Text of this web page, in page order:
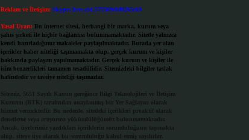
Reklam ve İletişim: Skype: live:.cid.575569c608265c69
Yasal Uyarı: Bu internet sitesi, herhangi bir marka, kurum veya
şahıs şirketi ile hiçbir bağlantısı bulunmamaktadır. Sitede yalnızca
kendi hazırladığımız makaleler paylaşılmaktadır. Burada yer alan
içerikler haber niteliği taşımamakta olup, gerçek kurum ve kişiler
hakkında paylaşım yapılmamaktadır. Gerçek kurum ve kişiler ile
isim benzerlikleri tamamen tesadüfidir. Sitemizdeki bilgiler taslak
halindedir ve tavsiye niteliği taşımazlar.
Sitemiz, 5651 Sayılı Kanun gereğince Bilgi Teknolojileri ve İletişim
Kurumu (BTK) tarafından onaylanmış bir Yer Sağlayıcı olarak
hizmet vermektedir. Bu nedenle, sitedeki içerikleri proaktif olarak
denetleme veya araştırma yükümlülüğümüz bulunmamaktadır.
Ancak, üyelerimiz yazdıkları içeriklerin sorumluluğunu taşımakta
olup, siteye üye olarak bu sorumluluğu kabul etmiş sayılırlar.